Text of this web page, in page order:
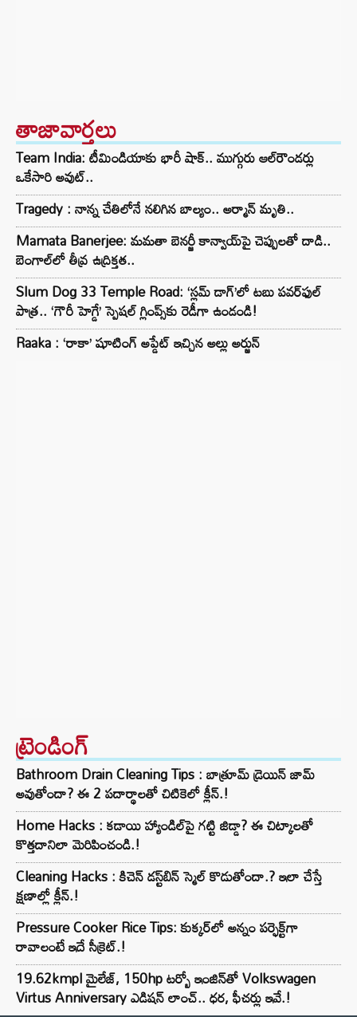
తాజావార్తలు
Team India: టీమిండియాకు భారీ షాక్.. ముగ్గురు ఆల్‌రౌండర్లు
ఒకేసారి అవుట్..
Tragedy : నాన్న చేతిలోనే నలిగిన బాల్యం.. అర్మాన్ మృతి..
Mamata Banerjee: మమతా బెనర్జీ కాన్వాయ్‌పై చెప్పులతో దాడి..
బెంగాల్‌లో తీవ్ర ఉద్రిక్తత..
Slum Dog 33 Temple Road: ‘స్లమ్ డాగ్’లో టబు పవర్‌ఫుల్
పాత్ర.. ‘గౌరీ హెగ్డే’ స్పెషల్ గ్లింప్స్‌కు రెడీగా ఉండండి!
Raaka : ‘రాకా’ షూటింగ్ అప్డేట్ ఇచ్చిన అల్లు అర్జున్
ట్రెండింగ్‌
Bathroom Drain Cleaning Tips : బాత్రూమ్ డ్రెయిన్ జామ్
అవుతోందా? ఈ 2 పదార్థాలతో చిటికెలో క్లీన్.!
Home Hacks : కడాయి హ్యాండిల్‌పై గట్టి జిడ్డా? ఈ చిట్కాలతో
కొత్తదానిలా మెరిపించండి.!
Cleaning Hacks : కిచెన్ డస్ట్‌బిన్ స్మెల్ కొడుతోందా.? ఇలా చేస్తే
క్షణాల్లో క్లీన్.!
Pressure Cooker Rice Tips: కుక్కర్‌లో అన్నం పర్ఫెక్ట్‌గా
రావాలంటే ఇదే సీక్రెట్.!
19.62kmpl మైలేజ్, 150hp టర్బో ఇంజిన్‌తో Volkswagen
Virtus Anniversary ఎడిషన్ లాంచ్.. ధర, ఫీచర్లు ఇవే.!